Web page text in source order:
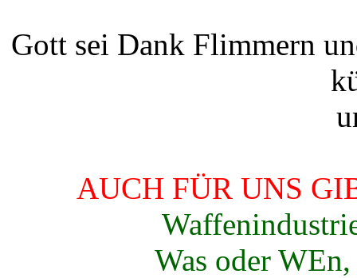
Gott sei Dank Flimmern
AUCH FÜR UNS
Was oder